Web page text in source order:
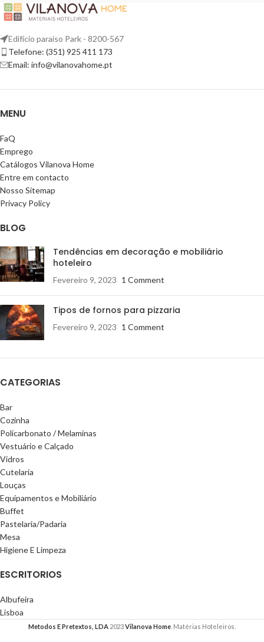
Edifício paraíso Park - 8200-567
Telefone: (351) 925 411 173
Email: info@vilanovahome.pt
MENU
FaQ
Emprego
Catálogos Vilanova Home
Entre em contacto
Nosso Sitemap
Privacy Policy
BLOG
Tendências em decoração e mobiliário
hoteleiro
Fevereiro 9, 2023 1 Comment
Tipos de fornos para pizzaria
Fevereiro 9, 2023 1 Comment
CATEGORIAS
Bar
Cozinha
Policarbonato / Melaminas
Vestuário e Calçado
Vidros
Cutelaria
Louças
Equipamentos e Mobiliário
Buffet
Pastelaria/Padaria
Mesa
Higiene E Limpeza
ESCRITORIOS
Albufeira
Lisboa
Metodos E Pretextos, LDA 2023Vilanova Home . Matérias Hoteleiros.